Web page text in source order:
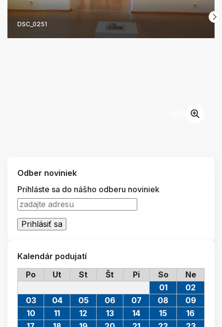
DSC_0251
Odber noviniek
Prihláste sa do nášho odberu noviniek
Kalendár podujatí
Po
Ut St Št Pi So Ne
01
02
03
04 05 06 07 08
09
10
11 12 13 14 15
16